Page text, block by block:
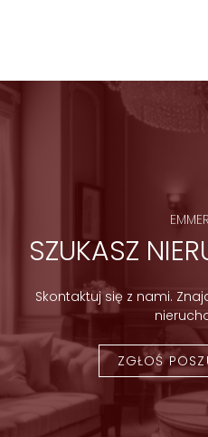
SZUKASZ
Skontaktuj się z nami.
ZGŁOŚ